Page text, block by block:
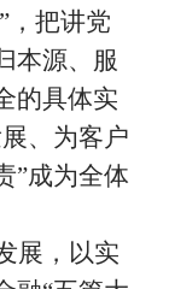
” ，把讲党
本源、服
的具体实
、为客户
”成为全体
展，以实